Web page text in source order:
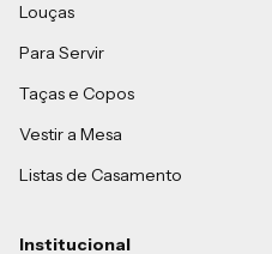
Louças
Para Servir
Taças e Copos
Vestir a Mesa
Listas de Casamento
Institucional